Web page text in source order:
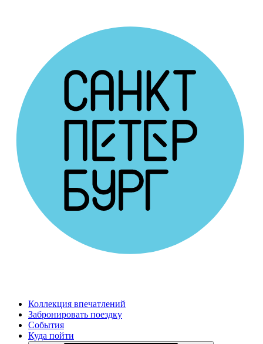
Коллекция впечатлений
Забронировать поездку
События
Куда пойти